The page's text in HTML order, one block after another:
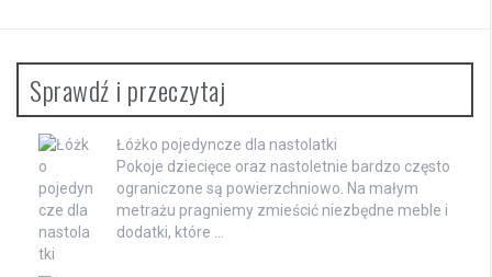
Sprawdź i przeczytaj
Łóżko pojedyncze dla nastolatki
Pokoje dziecięce oraz nastoletnie bardzo często
ograniczone są powierzchniowo. Na małym
metrażu pragniemy zmieścić niezbędne meble i
dodatki, które …